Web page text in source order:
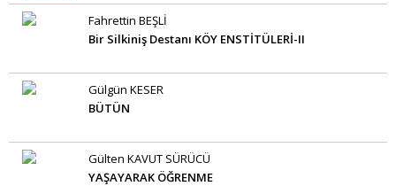
Fahrettin BEŞLİ
Bir Silkiniş Destanı KÖY ENSTİTÜLERİ-II
Gülgün KESER
BÜTÜN
Gülten KAVUT SÜRÜCÜ
YAŞAYARAK ÖĞRENME